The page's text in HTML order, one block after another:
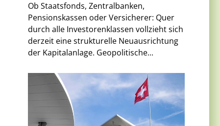
Ob Staatsfonds, Zentralbanken,
Pensionskassen oder Versicherer: Quer
durch alle Investorenklassen vollzieht sich
derzeit eine strukturelle Neuausrichtung
der Kapitalanlage. Geopolitische...